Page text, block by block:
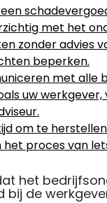
met het
zonder advies
beperken.
met alle
uw
om te
het proces van
het
bij de